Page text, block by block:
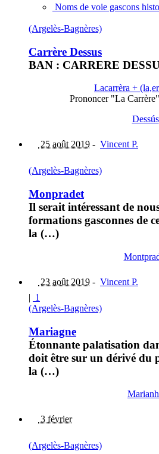
Noms de voie gascons
(Argelès-Bagnères)
Carrère Dessus
BAN : CARRERE
Lacarrèra +
Prononcer "La
Dessús
25 août 2019 - Vincent P.
(Argelès-Bagnères)
Monpradet
Il serait intéressant de
formations gasconnes de
la (…)
23 août 2019 - Vincent P.
| 1
(Argelès-Bagnères)
Mariagne
Étonnante palatisation
doit être sur un dérivé du
la (…)
3 février
(Argelès-Bagnères)